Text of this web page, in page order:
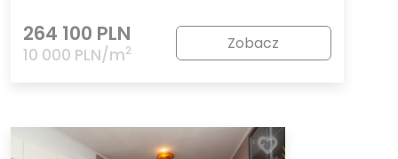
264 100 PLN
10 000 PLN/m2 Zobacz